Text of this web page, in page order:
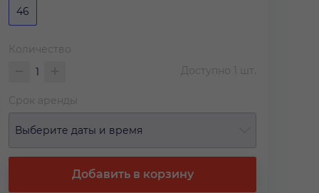
46
Количество
Доступно 1 шт.
Срок аренды
Выберите даты и время
Добавить в корзину